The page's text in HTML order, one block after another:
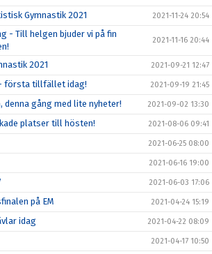
Gymnastik 2021 2021-11-24 20:54
- Till helgen bjuder vi på fin
2021-11-16 20:44
2021 2021-09-21 12:47
första tillfället idag! 2021-09-19 21:45
denna gång med lite nyheter! 2021-09-02 13:30
platser till hösten! 2021-08-06 09:41
2021-06-25 08:00
2021-06-16 19:00
2021-06-03 17:06
på EM 2021-04-24 15:19
idag 2021-04-22 08:09
2021-04-17 10:50